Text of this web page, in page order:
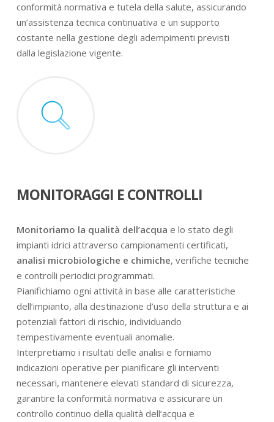
conformità normativa e tutela della salute, assicurando
un’assistenza tecnica continuativa e un supporto
costante nella gestione degli adempimenti previsti
dalla legislazione vigente.
MONITORAGGI E CONTROLLI
Monitoriamo la qualità dell’acqua e lo stato degli
impianti idrici attraverso campionamenti certificati,
analisi microbiologiche e chimiche, verifiche tecniche
e controlli periodici programmati.
Pianifichiamo ogni attività in base alle caratteristiche
dell’impianto, alla destinazione d’uso della struttura e ai
potenziali fattori di rischio, individuando
tempestivamente eventuali anomalie.
Interpretiamo i risultati delle analisi e forniamo
indicazioni operative per pianificare gli interventi
necessari, mantenere elevati standard di sicurezza,
garantire la conformità normativa e assicurare un
controllo continuo della qualità dell’acqua e